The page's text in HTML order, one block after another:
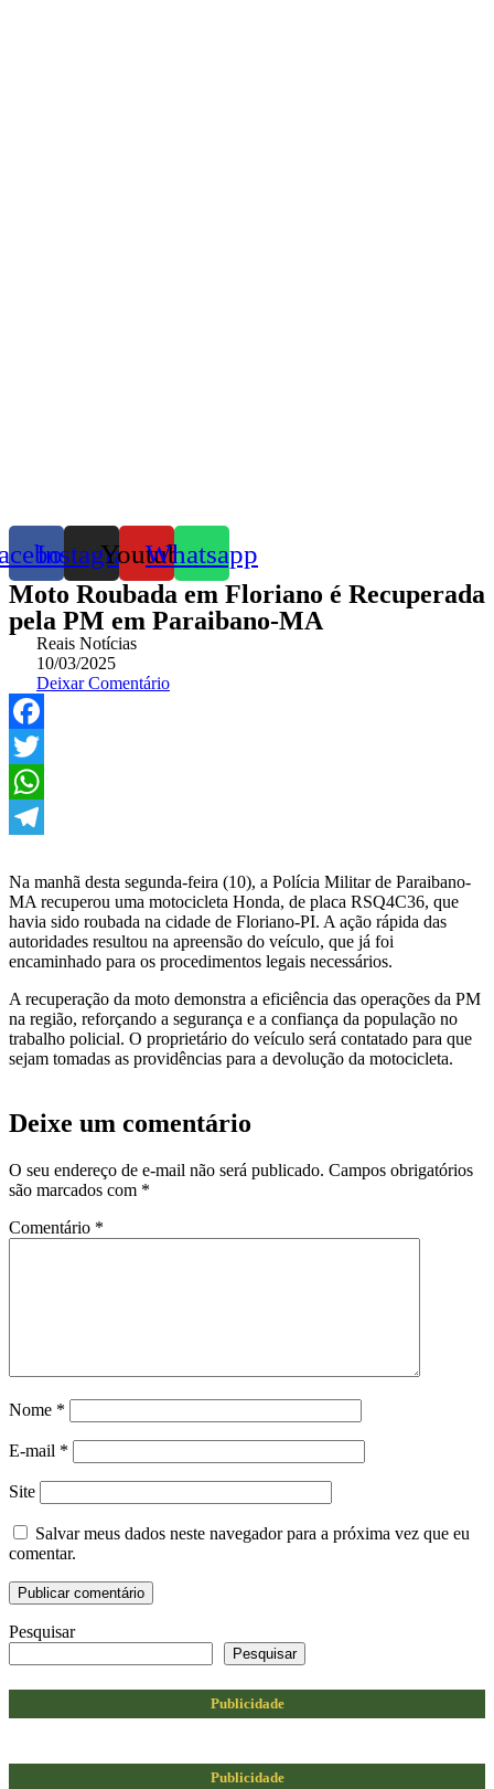
InstagramYoutubeWhatsapp
Moto Roubada em Floriano é Recuperada
pela PM em Paraibano-MA
Reais Notícias
10/03/2025
Deixar Comentário
Facebook
Twitter
WhatsApp
Na manhã desta segunda-feira (10), a Polícia Militar de Paraibano-
MA recuperou uma motocicleta Honda, de placa RSQ4C36, que
havia sido roubada na cidade de Floriano-PI. A ação rápida das
autoridades resultou na apreensão do veículo, que já foi
encaminhado para os procedimentos legais necessários.
A recuperação da moto demonstra a eficiência das operações da PM
na região, reforçando a segurança e a confiança da população no
trabalho policial. O proprietário do veículo será contatado para que
sejam tomadas as providências para a devolução da motocicleta.
Deixe um comentário
O seu endereço de e-mail não será publicado. Campos obrigatórios
são marcados com *
Comentário *
Nome *
E-mail *
Site
Salvar meus dados neste navegador para a próxima vez que eu
comentar.
Pesquisar
Pesquisar
Publicidade
Publicidade